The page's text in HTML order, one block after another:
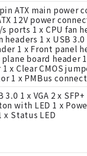
ATX main power
12V power
ports 1 x CPU fan
headers 1 x USB
1 x Front panel
board header 1
x Clear CMOS
1 x PMBus
3.0 1 x VGA 2 x
with LED 1 x
x Status LED